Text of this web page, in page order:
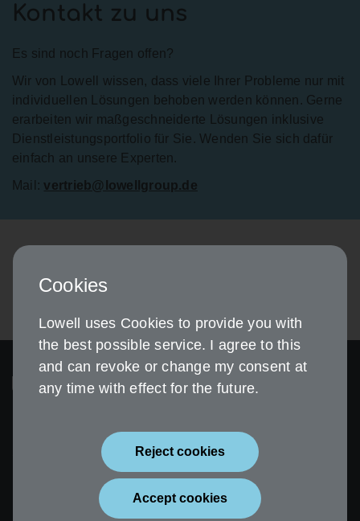
Kontakt zu uns
Es sind noch Fragen offen?
Wir von Lowell wissen, dass viele Ihrer Probleme nur mit
individuellen Lösungen behoben werden können. Gerne
erarbeiten wir maßgeschneiderte Lösungen inklusive
Dienstleistungsportfolio für Sie. Wenden Sie sich dafür
einfach an unsere Experten.
Mail: vertrieb@lowellgroup.de
Impressum
Erklärung zur
Cookies
Lowell uses Cookies to provide you with
the best possible service. I agree to this
and can revoke or change my consent at
any time with effect for the future.
Reject cookies
Accept cookies